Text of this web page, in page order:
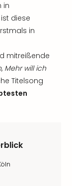
in
diese
in
mitreißende
, Mehr will ich
Titelsong